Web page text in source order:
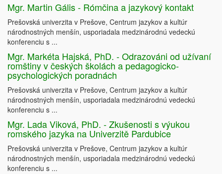
Mgr. Martin Gális - Rómčina a jazykový kontakt
Prešovská univerzita v Prešove, Centrum jazykov a kultúr
národnostných menšín, usporiadala medzinárodnú vedeckú
konferenciu s ...
Mgr. Markéta Hajská, PhD. - Odrazováni od užívaní
romštiny v českých školách a pedagogicko-
psychologických poradnách
Prešovská univerzita v Prešove, Centrum jazykov a kultúr
národnostných menšín, usporiadala medzinárodnú vedeckú
konferenciu s ...
Mgr. Lada Viková, PhD. - Zkušenosti s výukou
romského jazyka na Univerzitě Pardubice
Prešovská univerzita v Prešove, Centrum jazykov a kultúr
národnostných menšín, usporiadala medzinárodnú vedeckú
konferenciu s ...